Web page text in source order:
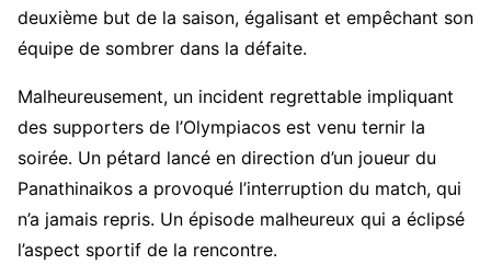
deuxième but de la saison, égalisant et empêchant son
équipe de sombrer dans la défaite.
Malheureusement, un incident regrettable impliquant
des supporters de l’Olympiacos est venu ternir la
soirée. Un pétard lancé en direction d’un joueur du
Panathinaikos a provoqué l’interruption du match, qui
n’a jamais repris. Un épisode malheureux qui a éclipsé
l’aspect sportif de la rencontre.